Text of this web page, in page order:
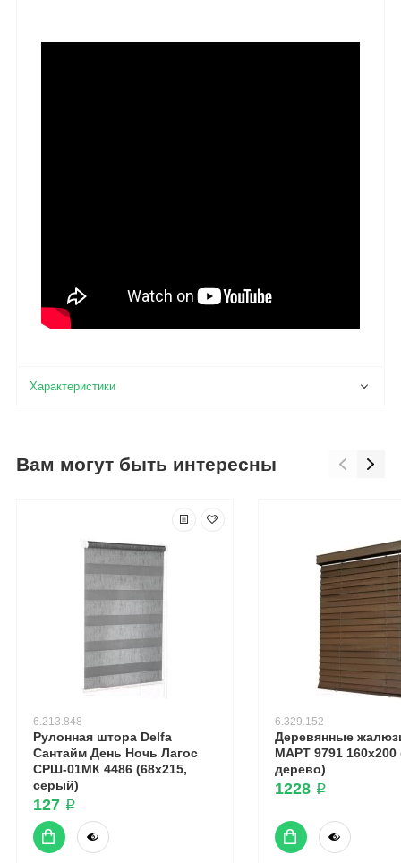
Вам могут быть интересны
6.213.848
Рулонная штора Delfa
Сантайм День Ночь Лагос
СРШ-01МК 4486 (68x215,
серый)
127 ₽
6.329.152
Деревянные
МАРТ 9791 160x200
дерево)
1228 ₽